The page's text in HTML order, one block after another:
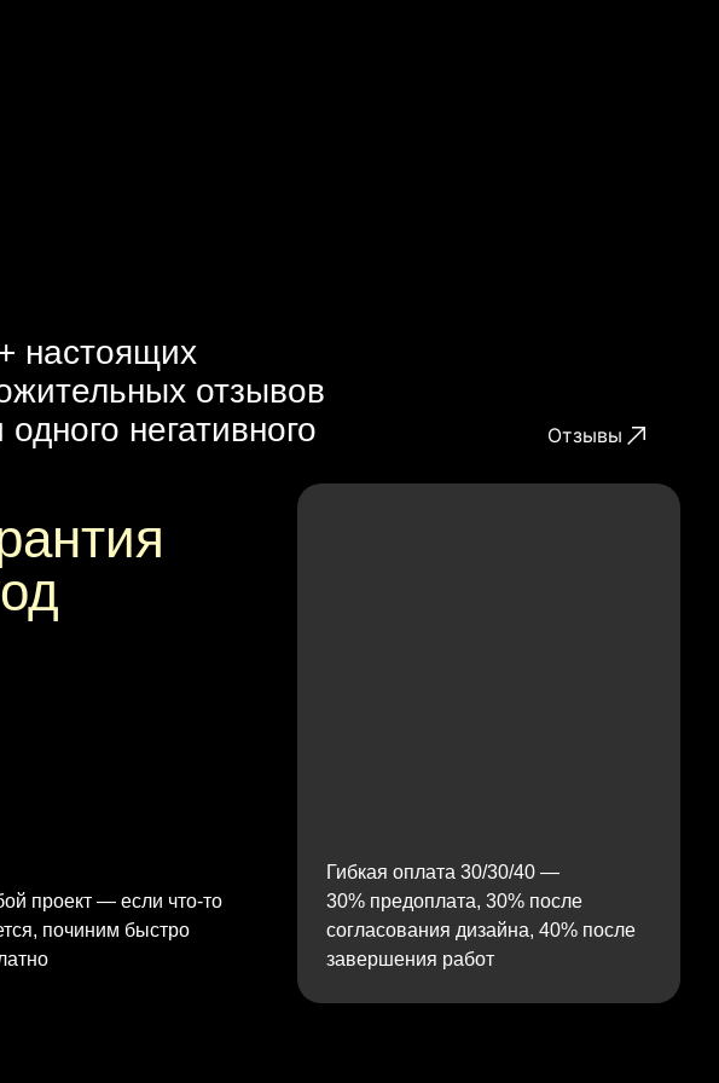
настоящих
отзывов
одного негативного
Отзывы
проект — если что‑то
починим быстро
Гибкая оплата 30/30/40 —
30% предоплата, 30% после
согласования дизайна, 40% после
завершения работ